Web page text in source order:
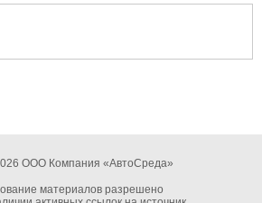
ООО Компания «АвтоСреда»
материалов разрешено